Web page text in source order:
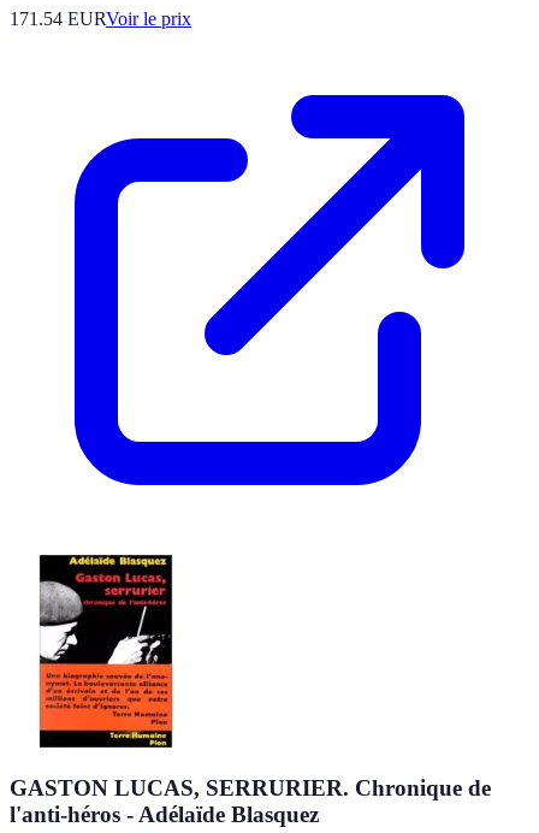
171.54 EURVoir le prix
GASTON LUCAS, SERRURIER. Chronique de
l'anti-héros - Adélaïde Blasquez